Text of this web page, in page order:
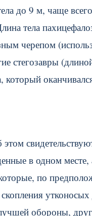
до 9 м, чаще
тела
черепом
стегозавры
который
в одном
по
обороны,